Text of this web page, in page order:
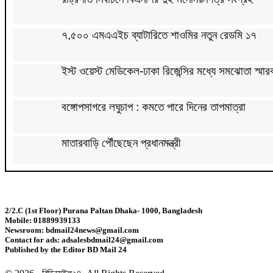
৭,৫০০ এমএএইচ ব্যাটারিতে শাওমির নতুন রেডমি ১৭
ইস্ট ওয়েস্ট মেডিকেল-ঢাকা রিজেন্সির মধ্যে সমঝোতা
বঙ্গোপসাগরে লঘুচাপ : কমতে পারে দিনের তাপমাত্রা
মাতারবাড়ি পৌঁছেছেন প্রধানমন্ত্রী
‘মক্কা চুক্তি’ ইরানের বিরুদ্ধে নয়, জানাল তুরস্ক
হেলিকপ্টারে মহেশখালীর পথে প্রধানমন্ত্রী
2/2.C (1st Floor) Purana Paltan Dhaka- 1000, Bangladesh
Mobile: 01889939133
Newsroom: bdmail24news@gmail.com
Contact for ads: adsalesbdmail24@gmail.com
Published by the Editor BD Mail 24